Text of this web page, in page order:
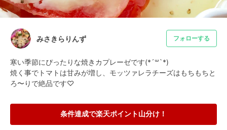
みさきらりんず フォローする
寒い季節にぴったりな焼きカプレーゼです(*´꒳`*)
焼く事でトマトは甘みが増し、モッツァレラチーズはもちもちと
ろ〜りで絶品です♡
条件達成で楽天ポイント山分け！